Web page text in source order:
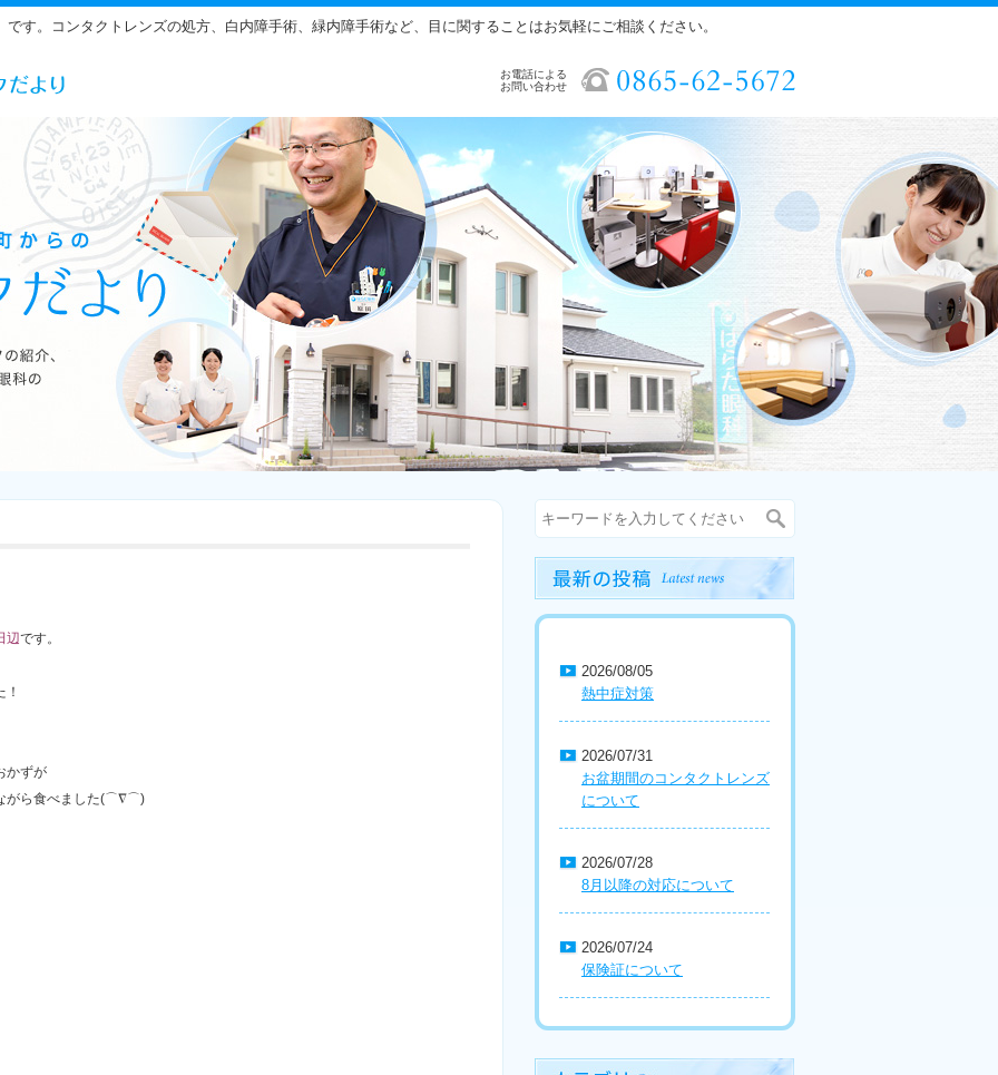
す。コンタクトレンズの処方、白内障手術、緑内障手術など、目に関することはお気軽にご相談ください。
お電話による
お問い合わせ
辺です。
かずが
がら食べました(⌒∇⌒)
2026/08/05
熱中症対策
2026/07/31
お盆期間のコンタクトレンズ
について
2026/07/28
8月以降の対応について
2026/07/24
保険証について